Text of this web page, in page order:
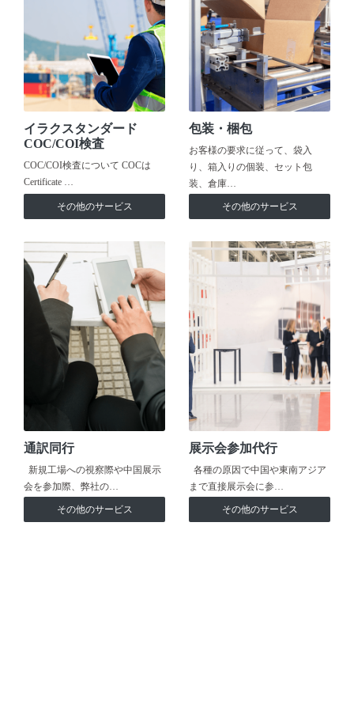
イラクスタンダード
COC/COI検査
COC/COI検査について COCは
Certificate …
その他のサービス
包装・梱包
お客様の要求に従って、袋入
り、箱入りの個装、セット包
装、倉庫…
その他のサービス
通訳同行
新規工場への視察際や中国展示
会を参加際、弊社の…
その他のサービス
展示会参加代行
各種の原因で中国や東南アジア
まで直接展示会に参…
その他のサービス